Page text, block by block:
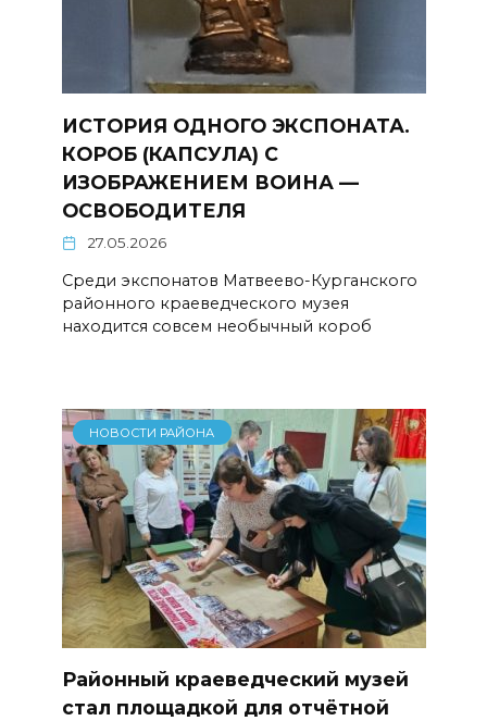
ИСТОРИЯ ОДНОГО ЭКСПОНАТА.
КОРОБ (КАПСУЛА) С
ИЗОБРАЖЕНИЕМ ВОИНА —
ОСВОБОДИТЕЛЯ
27.05.2026
Среди экспонатов Матвеево-Курганского
районного краеведческого музея
находится совсем необычный короб
НОВОСТИ РАЙОНА
Районный краеведческий музей
стал площадкой для отчётной